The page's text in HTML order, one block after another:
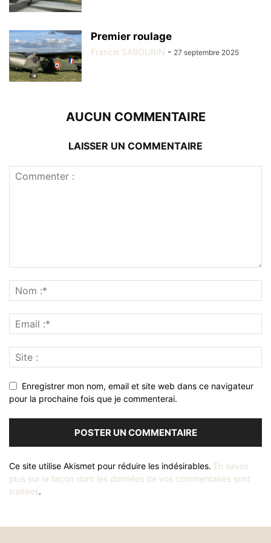
Premier roulage
Francis SABOURIN - 27 septembre 2025
AUCUN COMMENTAIRE
LAISSER UN COMMENTAIRE
Enregistrer mon nom, email et site web dans ce navigateur
pour la prochaine fois que je commenterai.
Ce site utilise Akismet pour réduire les indésirables. En savoir
plus sur la façon dont les données de vos commentaires sont
traitées.